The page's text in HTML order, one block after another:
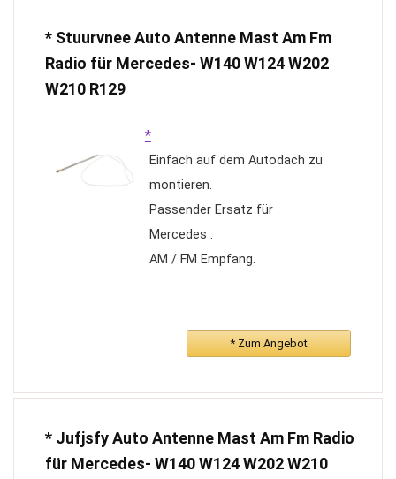
* Stuurvnee Auto Antenne Mast Am Fm
Radio für Mercedes- W140 W124 W202
W210 R129
*
Einfach auf dem Autodach zu
montieren.
Passender Ersatz für
Mercedes .
AM / FM Empfang.
* Zum Angebot
* Jufjsfy Auto Antenne Mast Am Fm Radio
für Mercedes- W140 W124 W202 W210